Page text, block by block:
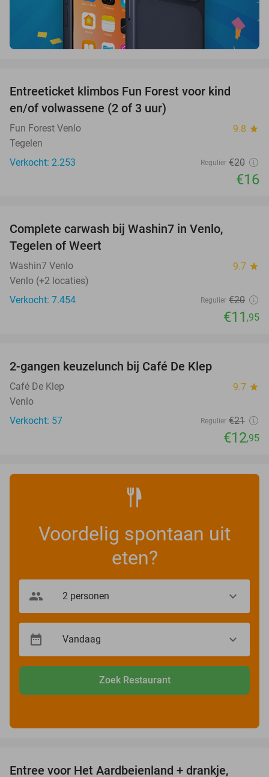
Entreeticket klimbos Fun Forest voor kind
en/of volwassene (2 of 3 uur)
Fun Forest Venlo 9.8 star
Tegelen
Verkocht: 2.253
Regulier €20
€16
Complete carwash bij Washin7 in Venlo,
Tegelen of Weert
Washin7 Venlo 9.7 star
Venlo (+2 locaties)
Verkocht: 7.454
Regulier €20
€11 ,95
2-gangen keuzelunch bij Café De Klep
Café De Klep 9.7 star
Venlo
Verkocht: 57
Regulier €21
€12,95
Voordelig spontaan uit
eten?
Zoek Restaurant
Entree voor Het Aardbeienland + drankje,